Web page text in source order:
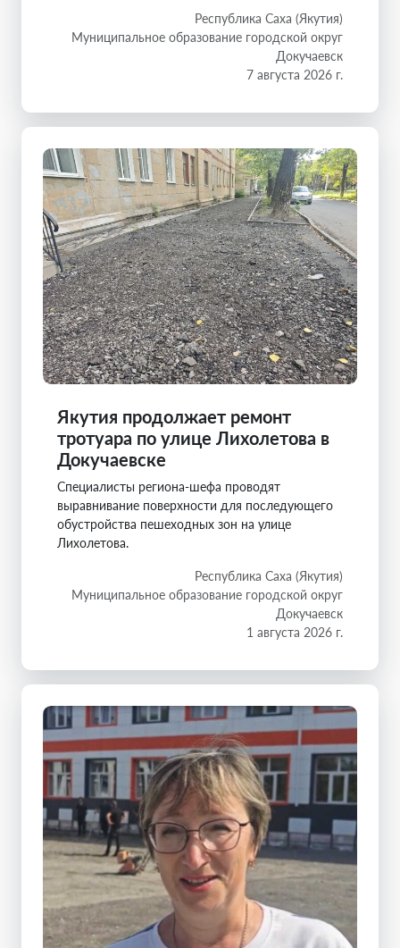
Республика Саха (Якутия)
Муниципальное образование городской округ
Докучаевск
7 августа 2026 г.
Якутия продолжает ремонт
тротуара по улице Лихолетова в
Докучаевске
Специалисты региона-шефа проводят
выравнивание поверхности для последующего
обустройства пешеходных зон на улице
Лихолетова.
Республика Саха (Якутия)
Муниципальное образование городской округ
Докучаевск
1 августа 2026 г.